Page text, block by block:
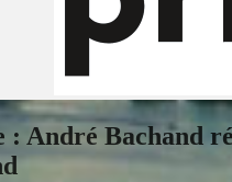
: André Bachand